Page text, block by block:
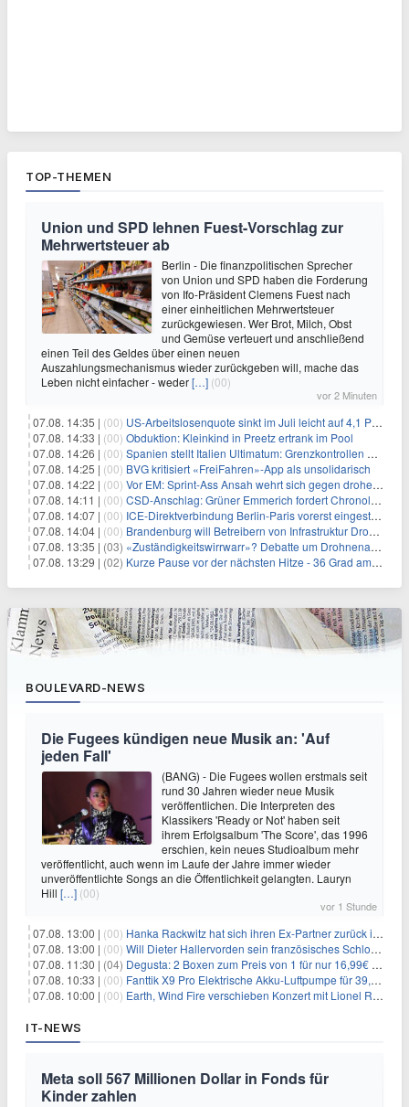
TOP-THEMEN
Union und SPD lehnen Fuest-Vorschlag zur
Mehrwertsteuer ab
Berlin - Die finanzpolitischen Sprecher
von Union und SPD haben die Forderung
von Ifo-Präsident Clemens Fuest nach
einer einheitlichen Mehrwertsteuer
zurückgewiesen. Wer Brot, Milch, Obst
und Gemüse verteuert und anschließend
einen Teil des Geldes über einen neuen
Auszahlungsmechanismus wieder zurückgeben will, mache das
Leben nicht einfacher - weder[…] (00)
vor 2 Minuten
07.08. 14:35 | (00) US-Arbeitslosenquote sinkt im Juli leicht auf 4,1 Prozent
07.08. 14:33 | (00) Obduktion: Kleinkind in Preetz ertrank im Pool
07.08. 14:26 | (00) Spanien stellt Italien Ultimatum: Grenzkontrollen beenden
07.08. 14:25 | (00) BVG kritisiert «FreiFahren»-App als unsolidarisch
07.08. 14:22 | (00) Vor EM: Sprint-Ass Ansah wehrt sich gegen drohende Sperre
07.08. 14:11 | (00) CSD-Anschlag: Grüner Emmerich fordert Chronologie von Dobrindt
07.08. 14:07 | (00) ICE-Direktverbindung Berlin-Paris vorerst eingestellt
07.08. 14:04 | (00) Brandenburg will Betreibern von Infrastruktur Drohnenabwehr erlauben
07.08. 13:35 | (03) «Zuständigkeitswirrwarr»? Debatte um Drohnenabwehr entbrannt
07.08. 13:29 | (02) Kurze Pause vor der nächsten Hitze - 36 Grad am Wochenende
BOULEVARD-NEWS
Die Fugees kündigen neue Musik an: 'Auf
jeden Fall'
(BANG) - Die Fugees wollen erstmals seit
rund 30 Jahren wieder neue Musik
veröffentlichen. Die Interpreten des
Klassikers 'Ready or Not' haben seit
ihrem Erfolgsalbum 'The Score', das 1996
erschien, kein neues Studioalbum mehr
veröffentlicht, auch wenn im Laufe der Jahre immer wieder
unveröffentlichte Songs an die Öffentlichkeit gelangten. Lauryn
Hill […] (00)
vor 1 Stunde
07.08. 13:00 | (00) Hanka Rackwitz hat sich ihren Ex-Partner zurück ins Haus geholt
07.08. 13:00 | (00) Will Dieter Hallervorden sein französisches Schloss verkaufen?
07.08. 11:30 | (04) Degusta: 2 Boxen zum Preis von 1 für nur 16,99€ inkl. Versand
07.08. 10:33 | (00) Fanttik X9 Pro Elektrische Akku-Luftpumpe für 39,99€
07.08. 10:00 | (00) Earth, Wind Fire verschieben Konzert mit Lionel Richie nach medizinischem Notfall
IT-NEWS
Meta soll 567 Millionen Dollar in Fonds für
Kinder zahlen